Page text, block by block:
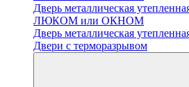
Дверь металлическая
ЛЮКОМ или ОКНОМ
Дверь металлическая
Двери с терморазрывом